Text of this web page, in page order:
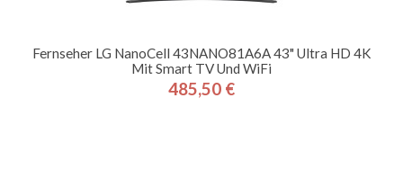
Fernseher LG NanoCell 43NANO81A6A 43" Ultra HD 4K
Mit Smart TV Und WiFi
Preis
485,50 €